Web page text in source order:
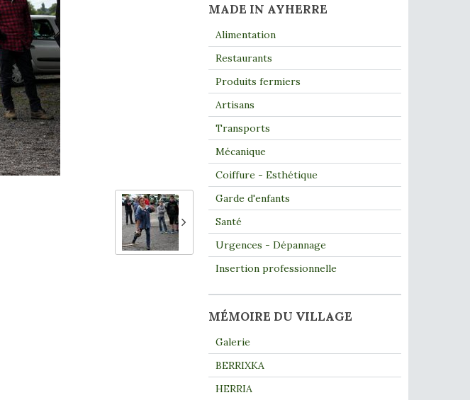
MADE IN AYHERRE
Alimentation
Restaurants
Produits fermiers
Artisans
Transports
Mécanique
Coiffure - Esthétique
Garde d'enfants
Santé
Urgences - Dépannage
Insertion professionnelle
MÉMOIRE DU VILLAGE
Galerie
BERRIXKA
HERRIA